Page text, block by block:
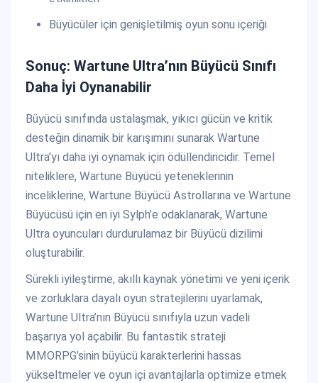
Büyücüler için genişletilmiş oyun sonu içeriği
Sonuç: Wartune Ultra’nın Büyücü Sınıfı
Daha İyi Oynanabilir
Büyücü sınıfında ustalaşmak, yıkıcı gücün ve kritik
desteğin dinamik bir karışımını sunarak Wartune
Ultra’yı daha iyi oynamak için ödüllendiricidir. Temel
niteliklere, Wartune Büyücü yeteneklerinin
inceliklerine, Wartune Büyücü Astrollarına ve Wartune
Büyücüsü için en iyi Sylph’e odaklanarak, Wartune
Ultra oyuncuları durdurulamaz bir Büyücü dizilimi
oluşturabilir.
Sürekli iyileştirme, akıllı kaynak yönetimi ve yeni içerik
ve zorluklara dayalı oyun stratejilerini uyarlamak,
Wartune Ultra’nın Büyücü sınıfıyla uzun vadeli
başarıya yol açabilir. Bu fantastik strateji
MMORPG’sinin büyücü karakterlerini hassas
yükseltmeler ve oyun içi avantajlarla optimize etmek